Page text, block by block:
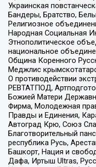
Украинская
Бандеры, Братство,
Религиозное
Народная Социальная
Этнополитическое
национальное
Община Коренного
Меджлис
О противодействии
РЕВТАТПОД,
Божией Матери
Фирма, Молодежная
Правды и Единения,
Автоград Крю, Союз
Благотворительный
республика Русь,
Башкорт, Нация и
Дафа, Иртыш Ultras,